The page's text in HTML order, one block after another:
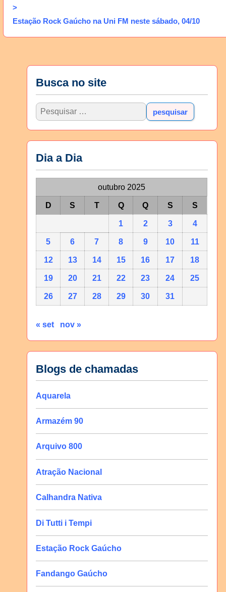
>
Estação Rock Gaúcho na Uni FM neste sábado, 04/10
Busca no site
Dia a Dia
outubro 2025
D S T Q Q S S
1 2 3 4
5 6 7 8 9 10 11
12 13 14 15 16 17 18
19 20 21 22 23 24 25
26 27 28 29 30 31
« set nov »
Blogs de chamadas
Aquarela
Armazém 90
Arquivo 800
Atração Nacional
Calhandra Nativa
Di Tutti i Tempi
Estação Rock Gaúcho
Fandango Gaúcho